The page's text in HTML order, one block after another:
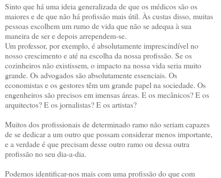
Sinto que há uma ideia generalizada de que os médicos são os
maiores e de que não há profissão mais útil. Às custas disso, muitas
pessoas escolhem um rumo de vida que não se adequa à sua
maneira de ser e depois arrependem-se.
Um professor, por exemplo, é absolutamente imprescindível no
nosso crescimento e até na escolha da nossa profissão. Se os
cozinheiros não existissem, o impacto na nossa vida seria muito
grande. Os advogados são absolutamente essenciais. Os
economistas e os gestores têm um grande papel na sociedade. Os
engenheiros são precisos em imensas áreas. E os mecânicos? E os
arquitectos? E os jornalistas? E os artistas?
Muitos dos profissionais de determinado ramo não seriam capazes
de se dedicar a um outro que possam considerar menos importante,
e a verdade é que precisam desse outro ramo ou dessa outra
profissão no seu dia-a-dia.
Podemos identificar-nos mais com uma profissão do que com